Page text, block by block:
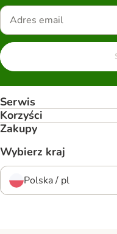
Serwis
Korzyści
Zakupy
Wybierz kraj
Polska / pl